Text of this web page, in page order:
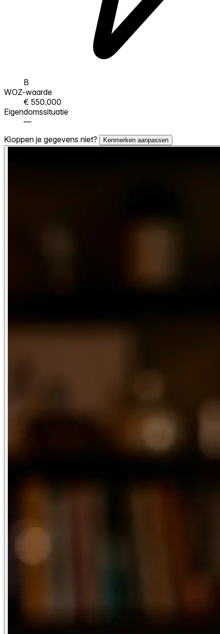
B
WOZ-waarde
€ 550.000
Eigendomssituatie
—
Kloppen je gegevens niet?
Kenmerken aanpassen